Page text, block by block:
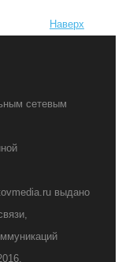
Наверх
сетевым
выдано